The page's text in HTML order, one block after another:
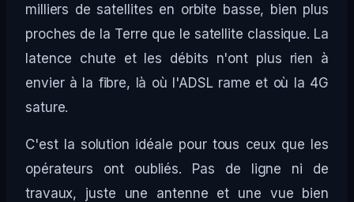
milliers de satellites en orbite basse, bien plus
proches de la Terre que le satellite classique. La
latence chute et les débits n'ont plus rien à
envier à la fibre, là où l'ADSL rame et où la 4G
sature.
C'est la solution idéale pour tous ceux que les
opérateurs ont oubliés. Pas de ligne ni de
travaux, juste une antenne et une vue bien